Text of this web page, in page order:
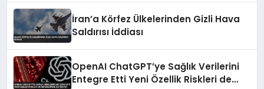
İran’a Körfez Ülkelerinden Gizli Hava
Saldırısı İddiası
OpenAI ChatGPT’ye Sağlık Verilerini
Entegre Etti Yeni Özellik Riskleri de